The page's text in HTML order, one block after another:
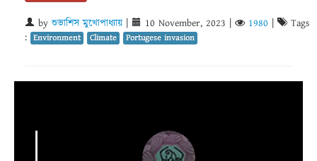
by শুভাশিস মুখোপাধ্যায় 10 November, 2023 1980
Tags
: Environment Climate Portugese invasion